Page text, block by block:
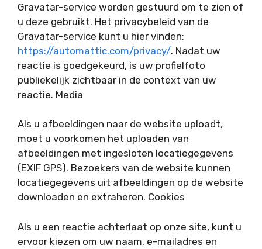
Gravatar-service worden gestuurd om te zien of
u deze gebruikt. Het privacybeleid van de
Gravatar-service kunt u hier vinden:
https://automattic.com/privacy/. Nadat uw
reactie is goedgekeurd, is uw profielfoto
publiekelijk zichtbaar in de context van uw
reactie. Media
Als u afbeeldingen naar de website uploadt,
moet u voorkomen het uploaden van
afbeeldingen met ingesloten locatiegegevens
(EXIF GPS). Bezoekers van de website kunnen
locatiegegevens uit afbeeldingen op de website
downloaden en extraheren. Cookies
Als u een reactie achterlaat op onze site, kunt u
ervoor kiezen om uw naam, e-mailadres en